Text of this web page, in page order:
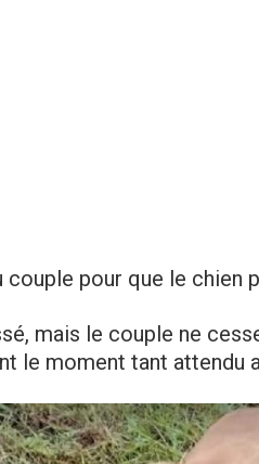
couple pour que le chien
mais le couple ne
le moment tant attendu